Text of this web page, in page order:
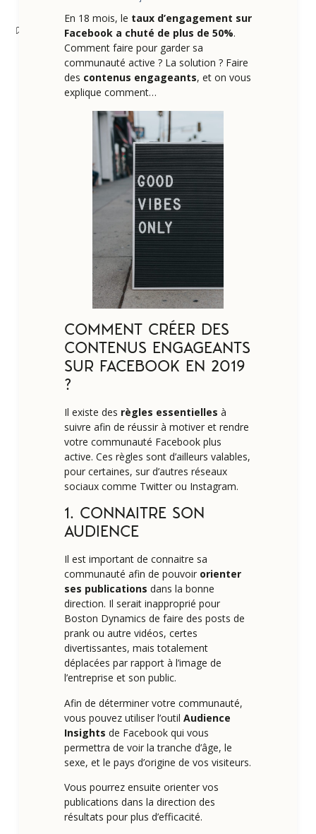
En 18 mois, le taux d’engagement sur
Facebook a chuté de plus de 50%.
Comment faire pour garder sa
communauté active ? La solution ? Faire
des contenus engageants, et on vous
explique comment…
COMMENT CRÉER DES
CONTENUS ENGAGEANTS
SUR FACEBOOK EN 2019
?
Il existe des règles essentielles à
suivre afin de réussir à motiver et rendre
votre communauté Facebook plus
active. Ces règles sont d’ailleurs valables,
pour certaines, sur d’autres réseaux
sociaux comme Twitter ou Instagram.
1. CONNAITRE SON
AUDIENCE
Il est important de connaitre sa
communauté afin de pouvoir orienter
ses publications dans la bonne
direction. Il serait inapproprié pour
Boston Dynamics de faire des posts de
prank ou autre vidéos, certes
divertissantes, mais totalement
déplacées par rapport à l’image de
l’entreprise et son public.
Afin de déterminer votre communauté,
vous pouvez utiliser l’outil Audience
Insights de Facebook qui vous
permettra de voir la tranche d’âge, le
sexe, et le pays d’origine de vos visiteurs.
Vous pourrez ensuite orienter vos
publications dans la direction des
résultats pour plus d’efficacité.